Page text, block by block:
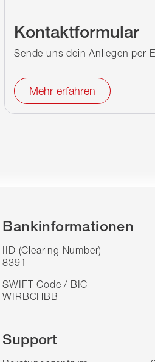
Kontaktformular
Sende uns dein Anliegen per
Mehr erfahren
Bankinformationen
IID (Clearing Number)
8391
SWIFT-Code / BIC
WIRBCHBB
Support